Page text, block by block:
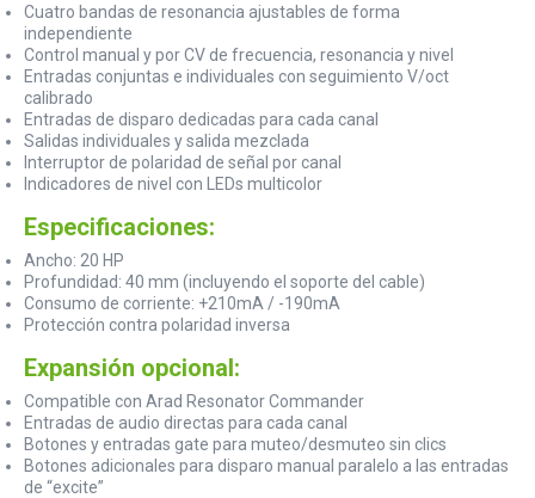
Cuatro bandas de resonancia ajustables de forma
independiente
Control manual y por CV de frecuencia, resonancia y nivel
Entradas conjuntas e individuales con seguimiento V/oct
calibrado
Entradas de disparo dedicadas para cada canal
Salidas individuales y salida mezclada
Interruptor de polaridad de señal por canal
Indicadores de nivel con LEDs multicolor
Especificaciones:
Ancho: 20 HP
Profundidad: 40 mm (incluyendo el soporte del cable)
Consumo de corriente: +210mA / -190mA
Protección contra polaridad inversa
Expansión opcional:
Compatible con Arad Resonator Commander
Entradas de audio directas para cada canal
Botones y entradas gate para muteo/desmuteo sin clics
Botones adicionales para disparo manual paralelo a las entradas
de “excite”